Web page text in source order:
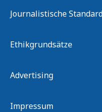
Journalistische
Ethikgrundsätze
Advertising
Impressum